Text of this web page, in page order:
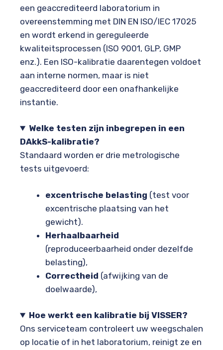
een geaccrediteerd laboratorium in
overeenstemming met DIN EN ISO/IEC 17025
en wordt erkend in gereguleerde
kwaliteitsprocessen (ISO 9001, GLP, GMP
enz.). Een ISO-kalibratie daarentegen voldoet
aan interne normen, maar is niet
geaccrediteerd door een onafhankelijke
instantie.
Welke testen zijn inbegrepen in een
DAkkS-kalibratie?
Standaard worden er drie metrologische
tests uitgevoerd:
excentrische belasting (test voor
excentrische plaatsing van het
gewicht).
Herhaalbaarheid
(reproduceerbaarheid onder dezelfde
belasting),
Correctheid (afwijking van de
doelwaarde),
Hoe werkt een kalibratie bij VISSER?
Ons serviceteam controleert uw weegschalen
op locatie of in het laboratorium, reinigt ze en